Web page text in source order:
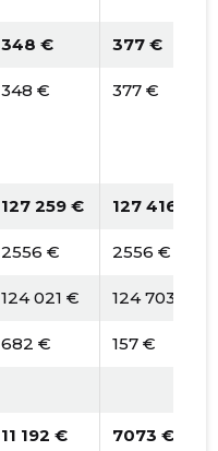
348 € 377 €
348 € 377 €
127 259 € 127 416 €
2556 € 2556 €
124 021 € 124 703 €
682 € 157 €
11 192 € 7073 €